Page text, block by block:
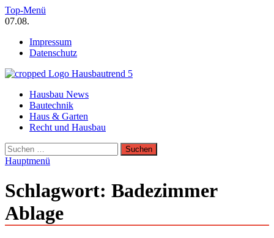
Zum
Inhalt
Top-Menü
07.08.
Impressum
Datenschutz
Hausbautrend Hausbau Trends
Hausbau, Modernisierung, Energietechnik, Haustechnik
Hausbau News
Bautechnik
Haus & Garten
Recht und Hausbau
Suchen
nach:
Hauptmenü
Schlagwort: Badezimmer
Ablage